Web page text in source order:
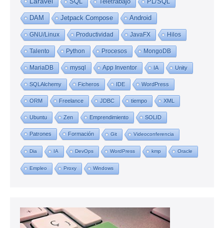
DAM Jetpack Compose Android
GNU/Linux Productividad JavaFX Hilos
Talento Python Procesos MongoDB
MariaDB mysql App Inventor IA Unity
SQLAlchemy Ficheros IDE WordPress
ORM Freelance JDBC tiempo XML
Ubuntu Zen Emprendimiento SOLID
Patrones Formación Git Videoconferencia
Dia IA DevOps WordPress kmp Oracle
Empleo Proxy Windows